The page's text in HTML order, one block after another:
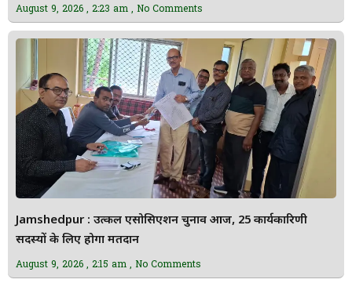
August 9, 2026 2:23 am No Comments
Jamshedpur : उत्कल एसोसिएशन चुनाव आज, 25 कार्यकारिणी
सदस्यों के लिए होगा मतदान
August 9, 2026 2:15 am No Comments